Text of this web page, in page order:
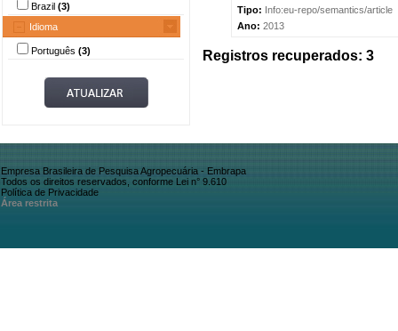
Brazil (3)
Idioma
Português (3)
Tipo: Info:eu-repo/semantics/article
Ano: 2013
Registros recuperados: 3
Empresa Brasileira de Pesquisa Agropecuária - Embrapa
Todos os direitos reservados, conforme Lei n° 9.610
Política de Privacidade
Área restrita